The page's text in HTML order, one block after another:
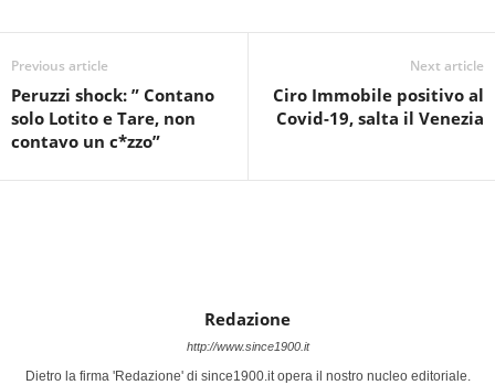
Previous article
Peruzzi shock: ” Contano
solo Lotito e Tare, non
contavo un c*zzo”
Next article
Ciro Immobile positivo al
Covid-19, salta il Venezia
Redazione
http://www.since1900.it
Dietro la firma 'Redazione' di since1900.it opera il nostro nucleo editoriale.